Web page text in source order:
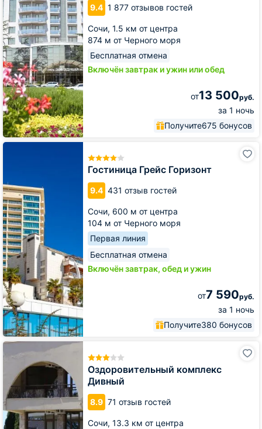
9.4 1 877 отзывов гостей
Сочи, 1.5 км от центра
874 м от Черного моря
Бесплатная отмена
Включён завтрак и ужин или обед
от13 500руб.
за 1 ночь
Получите675 бонусов
SPA
Гостиница Грейс Горизонт
9.4 431 отзыв гостей
Сочи, 600 м от центра
104 м от Черного моря
Первая линия
Бесплатная отмена
Включён завтрак, обед и ужин
от7 590руб.
за 1 ночь
Получите380 бонусов
Гостиница
Оздоровительный комплекс
Дивный
8.9 71 отзыв гостей
Сочи, 13.3 км от центра
Оздоровительный
комплекс
Дивный